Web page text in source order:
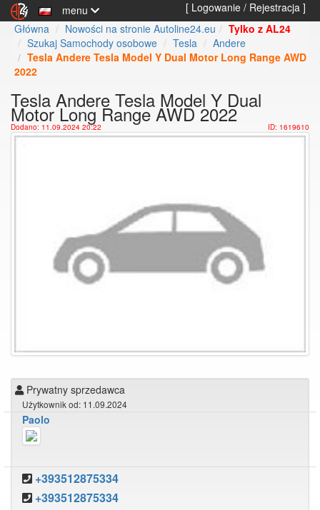
menu
[ Logowanie / Rejestracja ]
Główna
Nowości na stronie Autoline24.eu
Tylko z AL24
Szukaj Samochody osobowe
Tesla
Andere
Tesla Andere Tesla Model Y Dual Motor Long Range AWD
2022
Tesla Andere Tesla Model Y Dual
Motor Long Range AWD 2022
Dodano: 11.09.2024 20:22 ID: 1619610
Prywatny sprzedawca
Użytkownik od: 11.09.2024
Paolo
+393512875334
+393512875334